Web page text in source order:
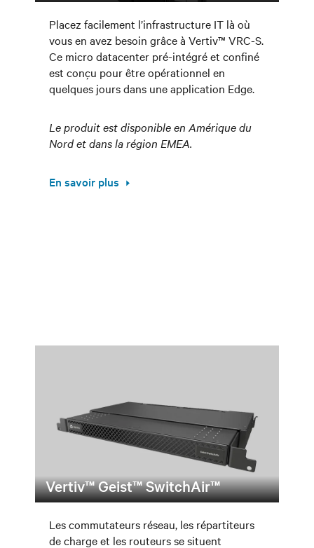
Placez facilement l’infrastructure IT là où
vous en avez besoin grâce à Vertiv™ VRC-S.
Ce micro datacenter pré-intégré et confiné
est conçu pour être opérationnel en
quelques jours dans une application Edge.
Le produit est disponible en Amérique du
Nord et dans la région EMEA.
En savoir plus
Vertiv™ Geist™ SwitchAir™
Les commutateurs réseau, les répartiteurs
de charge et les routeurs se situent